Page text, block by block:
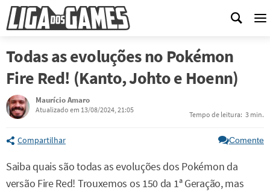
Todas as evoluções no Pokémon
Fire Red! (Kanto, Johto e Hoenn)
Maurício Amaro
Atualizado em 13/08/2024, 21:05
Tempo de leitura: 3 min.
Compartilhar Comente
Saiba quais são todas as evoluções dos Pokémon da
versão Fire Red! Trouxemos os 150 da 1ª Geração, mas